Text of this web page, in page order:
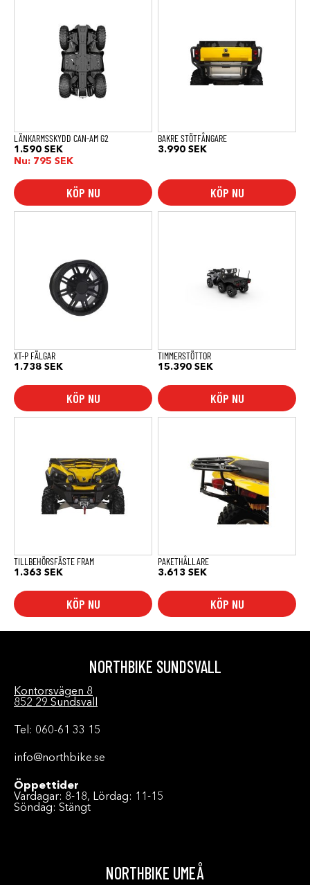
LÄNKARMSSKYDD CAN-AM G2
1.590 SEK
Nu: 795 SEK
KÖP NU
BAKRE STÖTFÅNGARE
3.990 SEK
KÖP NU
XT-P FÄLGAR
1.738 SEK
KÖP NU
TIMMERSTÖTTOR
15.390 SEK
KÖP NU
TILLBEHÖRSFÄSTE FRAM
1.363 SEK
KÖP NU
PAKETHÅLLARE
3.613 SEK
KÖP NU
NORTHBIKE SUNDSVALL
Kontorsvägen 8
852 29 Sundsvall
Tel: 060-61 33 15
info@northbike.se
Öppettider
Vardagar: 8-18, Lördag: 11-15
Söndag: Stängt
NORTHBIKE UMEÅ